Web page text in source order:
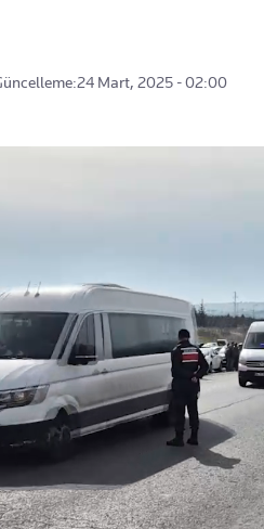
24 Mart, 2025 - 02:00